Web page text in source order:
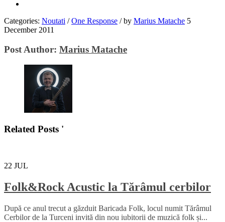
Categories: Noutati / One Response /by Marius Matache 5
December 2011
Post Author: Marius Matache
Related Posts '
22 JUL
Folk&Rock Acustic la Tărâmul cerbilor
După ce anul trecut a găzduit Baricada Folk, locul numit Tărâmul
Cerbilor de la Turceni invită din nou iubitorii de muzică folk și...